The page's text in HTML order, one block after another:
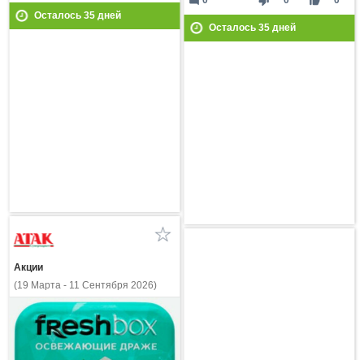
Осталось 35дней
Осталось 35дней
Акции
(19 Марта - 11 Сентября 2026)